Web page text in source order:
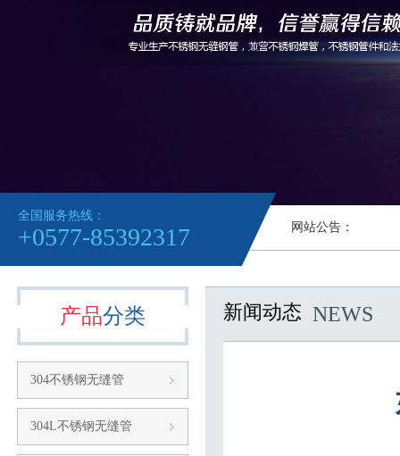
全国服务热线：
+0577-85392317 网站公告：
产品分类
304不锈钢无缝管
304L不锈钢无缝管
新闻动态 NEWS